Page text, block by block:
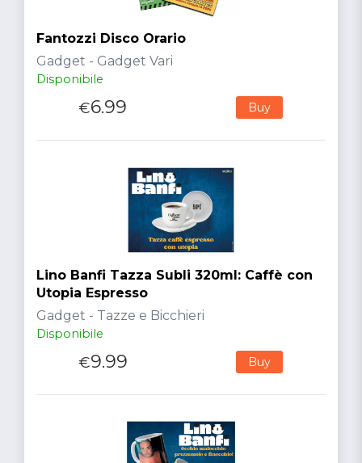
Fantozzi Disco Orario
Gadget - Gadget Vari
Disponibile
€6.99 Buy
Lino Banfi Tazza Subli 320ml: Caffè con
Utopia Espresso
Gadget - Tazze e Bicchieri
Disponibile
€9.99 Buy